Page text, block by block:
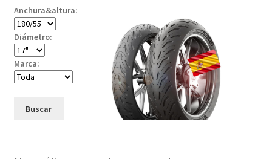
Anchura&altura:
Diámetro:
Marca:
Buscar